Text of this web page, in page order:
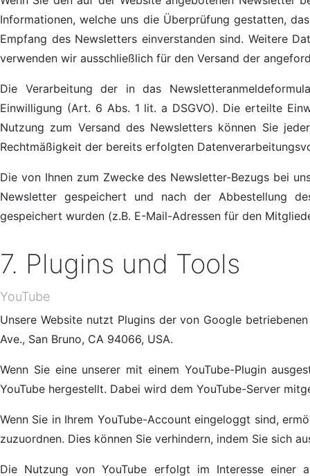
Informationen, welche uns die Überprüfung gestatten,
Empfang des Newsletters einverstanden sind. Weitere
verwenden wir ausschließlich für den Versand der
Die Verarbeitung der in das
Einwilligung (Art. 6 Abs. 1 lit. a DSGVO). Die erteilte
Nutzung zum Versand des Newsletters können Sie
Rechtmäßigkeit der bereits erfolgten
Die von Ihnen zum Zwecke des Newsletter-Bezugs bei
Newsletter gespeichert und nach der Abbestellung
gespeichert wurden (z.B. E-Mail-Adressen für den
7. Plugins und Tools
YouTube
Unsere Website nutzt Plugins der von Google
Ave., San Bruno, CA 94066, USA.
Wenn Sie eine unserer mit einem YouTube-Plugin
YouTube hergestellt. Dabei wird dem YouTube-Server
Wenn Sie in Ihrem YouTube-Account eingeloggt sind,
zuzuordnen. Dies können Sie verhindern, indem Sie sich
Die Nutzung von YouTube erfolgt im Interesse einer